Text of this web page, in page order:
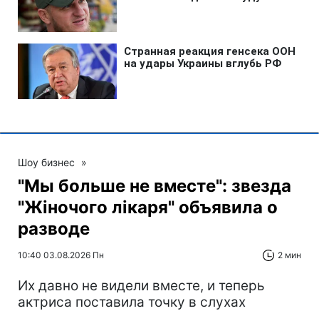
Шоу бизнес »
"Мы больше не вместе": звезда
"Жіночого лікаря" объявила о
разводе
10:40 03.08.2026 Пн 2 мин
Их давно не видели вместе, и теперь
актриса поставила точку в слухах